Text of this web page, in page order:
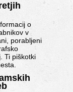
o
v
porabljeni
Ti piškotki